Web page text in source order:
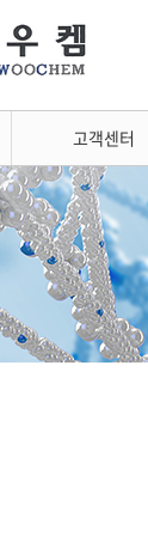
고객센터